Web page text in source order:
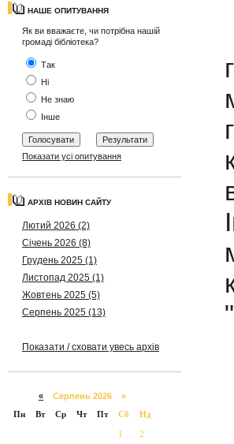
НАШЕ ОПИТУВАННЯ
Як ви вважаєте, чи потрібна нашій
громаді бібліотека?
Так
Ні
Не знаю
Інше
Показати усі опитування
АРХІВ НОВИН САЙТУ
Лютий 2026 (2)
Січень 2026 (8)
Грудень 2025 (1)
Листопад 2025 (1)
Жовтень 2025 (5)
Серпень 2025 (13)
Показати / сховати увесь архів
« Серпень 2026 »
Пн
Вт Ср Чт Пт Сб Нд
1 2